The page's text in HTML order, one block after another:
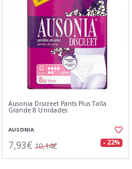
Ausonia Discreet Pants Plus Talla
Grande 8 Unidades
AUSONIA
7,93€ 10,14€ - 22%